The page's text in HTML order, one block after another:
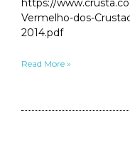
https://
Vermelho-dos-
2014.pdf
Read More »